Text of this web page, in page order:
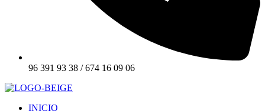
96 391 93 38 / 674 16 09 06
INICIO